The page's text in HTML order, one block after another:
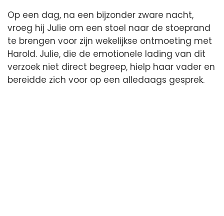
Op een dag, na een bijzonder zware nacht,
vroeg hij Julie om een stoel naar de stoeprand
te brengen voor zijn wekelijkse ontmoeting met
Harold. Julie, die de emotionele lading van dit
verzoek niet direct begreep, hielp haar vader en
bereidde zich voor op een alledaags gesprek.